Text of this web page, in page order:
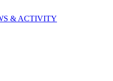
& ACTIVITY